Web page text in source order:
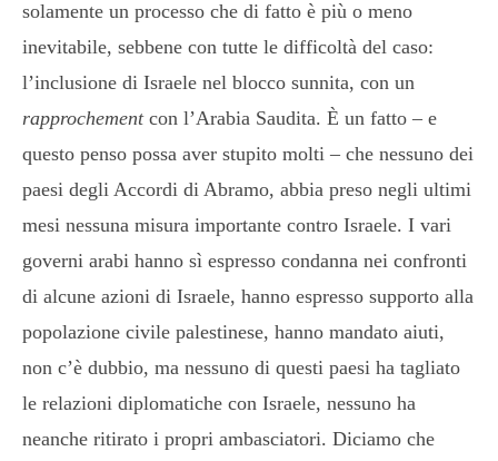
solamente un processo che di fatto è più o meno
inevitabile, sebbene con tutte le difficoltà del caso:
l’inclusione di Israele nel blocco sunnita, con un
rapprochementcon l’Arabia Saudita. È un fatto – e
questo penso possa aver stupito molti – che nessuno dei
paesi degli Accordi di Abramo, abbia preso negli ultimi
mesi nessuna misura importante contro Israele. I vari
governi arabi hanno sì espresso condanna nei confronti
di alcune azioni di Israele, hanno espresso supporto alla
popolazione civile palestinese, hanno mandato aiuti,
non c’è dubbio, ma nessuno di questi paesi ha tagliato
le relazioni diplomatiche con Israele, nessuno ha
neanche ritirato i propri ambasciatori. Diciamo che